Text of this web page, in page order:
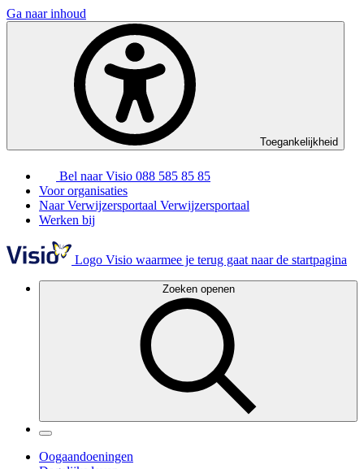
Ga naar inhoud
Toegankelijkheid
Bel naar Visio 088 585 85 85
Voor organisaties
Naar Verwijzersportaal Verwijzersportaal
Werken bij
Logo Visio waarmee je terug gaat naar de startpagina
Zoeken openen
Oogaandoeningen